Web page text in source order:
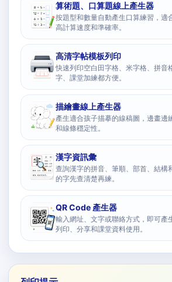
算術題、口算題線上產生器
按題型和數量自動產生口算練習，適
高計算速度和準確率。
高清字帖模板列印
快速列印空白田字格、米字格、拼音
字、課堂加練都方便。
描繪畫線上產生器
產生適合孩子描摹的線稿圖，邊畫邊
和線條穩定性。
漢字資訊彙
查詢漢字的拼音、筆順、部首、結構
的字先查清楚再練。
QR Code 產生器
輸入網址、文字或聯絡方式，即可產
列印、分享和課堂資料使用。